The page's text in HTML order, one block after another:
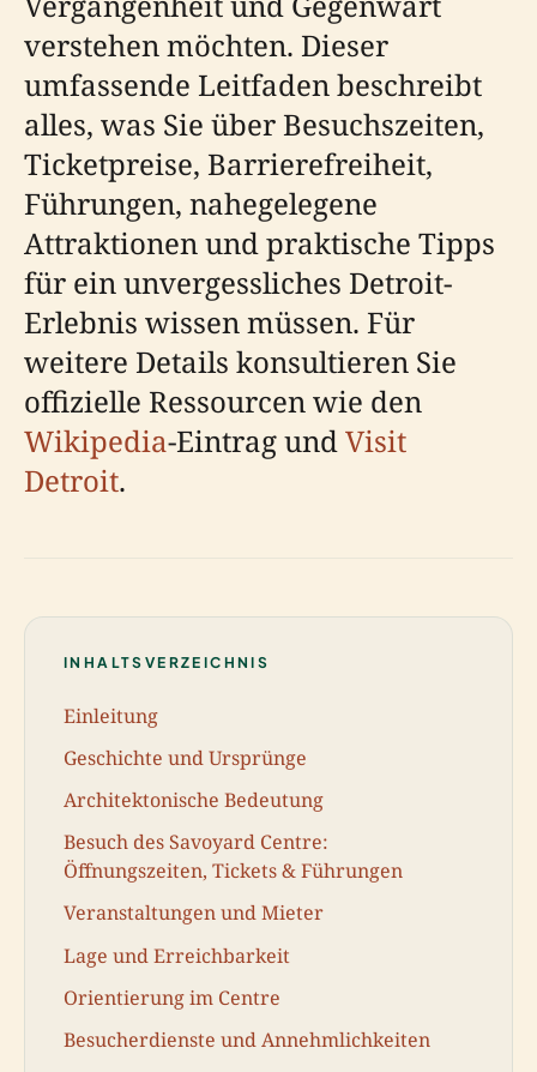
verstehen möchten. Dieser
umfassende Leitfaden beschreibt
alles, was Sie über Besuchszeiten,
Ticketpreise, Barrierefreiheit,
Führungen, nahegelegene
Attraktionen und praktische Tipps
für ein unvergessliches Detroit-
Erlebnis wissen müssen. Für
weitere Details konsultieren Sie
offizielle Ressourcen wie den
Wikipedia-Eintrag undVisit
Detroit.
INHALTSVERZEICHNIS
Einleitung
Geschichte und Ursprünge
Architektonische Bedeutung
Besuch des Savoyard Centre:
Öffnungszeiten, Tickets & Führungen
Veranstaltungen und Mieter
Lage und Erreichbarkeit
Orientierung im Centre
Besucherdienste und Annehmlichkeiten